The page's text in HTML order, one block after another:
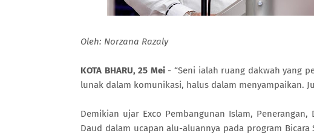
Oleh: Norzana Razaly
KOTA BHARU, 25 Mei- “Seni ialah ruang dakwah yang
lunak dalam komunikasi, halus dalam menyampaikan.
Demikian ujar Exco Pembangunan Islam,
Daud dalam ucapan alu-aluannya pada program